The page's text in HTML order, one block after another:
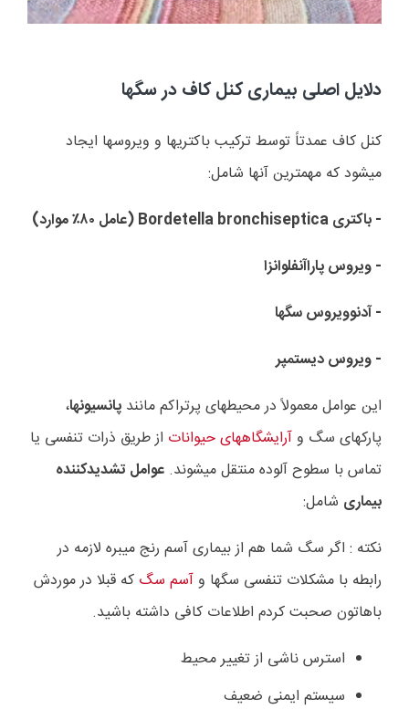
دلایل اصلی بیماری کنل کاف در سگها
کنل کاف عمدتاً توسط ترکیب باکتریها و ویروسها ایجاد
میشود که مهمترین آنها شامل:
- باکتریBordetella bronchiseptica(عامل ۸۰٪ موارد)
- ویروس پاراآنفلوانزا
- آدنوویروس سگها
- ویروس دیستمپر
این عوامل معمولاً در محیطهای پرتراکم مانند پانسیونها،
پارکهای سگ وآرایشگاههای حیوانات از طریق ذرات تنفسی یا
تماس با سطوح آلوده منتقل میشوند. عوامل تشدیدکننده
بیماری شامل:
نکته : اگر سگ شما هم از بیماری آسم رنج میبره لازمه در
رابطه با مشکلات تنفسی سگها وآسم سگ که قبلا در موردش
باهاتون صحبت کردم اطلاعات کافی داشته باشید.
استرس ناشی از تغییر محیط
سیستم ایمنی ضعیف